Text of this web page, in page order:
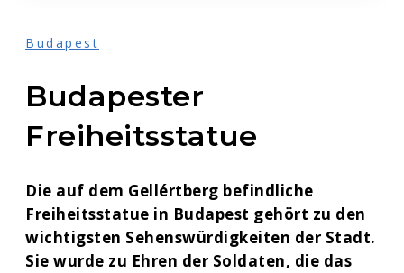
Budapest
Budapester
Freiheitsstatue
Die auf dem Gellértberg befindliche
Freiheitsstatue in Budapest gehört zu den
wichtigsten Sehenswürdigkeiten der Stadt.
Sie wurde zu Ehren der Soldaten, die das